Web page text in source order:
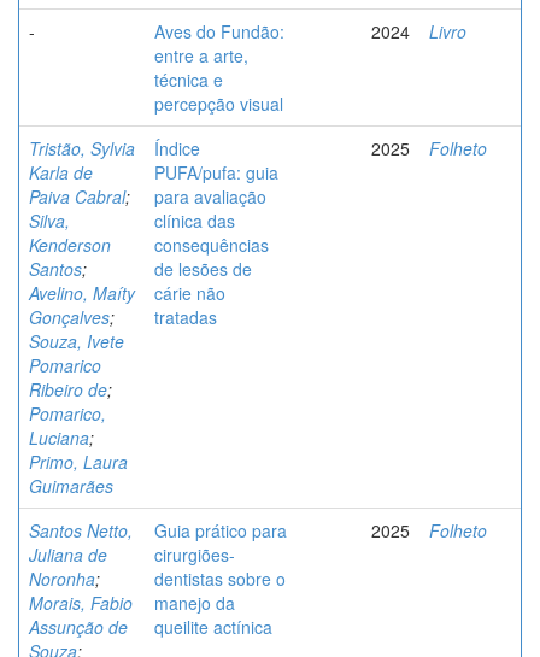
-
Aves do Fundão:
entre a arte,
técnica e
percepção visual
2024 Livro
Tristão, Sylvia
Karla de
Paiva Cabral;
Silva,
Kenderson
Santos;
Avelino, Maíty
Gonçalves;
Souza, Ivete
Pomarico
Ribeiro de;
Pomarico,
Luciana;
Primo, Laura
Guimarães
Índice
PUFA/pufa: guia
para avaliação
clínica das
consequências
de lesões de
cárie não
tratadas
2025 Folheto
Santos Netto,
Juliana de
Noronha;
Morais, Fabio
Assunção de
Souza;
Guia prático para
cirurgiões-
dentistas sobre o
manejo da
queilite actínica
2025 Folheto